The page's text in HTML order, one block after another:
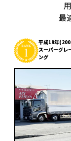
最
平成19年
スーパーグレ
ング